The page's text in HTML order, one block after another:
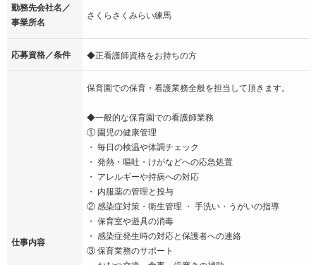
勤務先会社名／
事業所名
さくらさくみらい練馬
応募資格／条件 ◆正看護師資格をお持ちの方
仕事内容
保育園での保育・看護業務全般を担当して頂きます。
◆一般的な保育園での看護師業務
① 園児の健康管理
・ 毎日の検温や体調チェック
・ 発熱・嘔吐・けがなどへの応急処置
・ アレルギーや持病への対応
・ 内服薬の管理と投与
② 感染症対策・衛生管理 ・ 手洗い・うがいの指導
・ 保育室や遊具の消毒
・ 感染症発生時の対応と保護者への連絡
③ 保育業務のサポート